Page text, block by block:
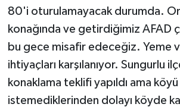
80'i oturulamayacak durumda.
konağında ve getirdiğimiz AFAD
bu gece misafir edeceğiz. Yeme
ihtiyaçları karşılanıyor. Sungurlu
konaklama teklifi yapıldı ama
istemediklerinden dolayı köyde